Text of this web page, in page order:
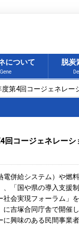
について 脱炭
第4回コージェネレ
回コージェネレー
併給システム）や燃
「国や県の導入支援
会実現フォーラム」
吉塚合同庁舎で開催
興味のある民間事業